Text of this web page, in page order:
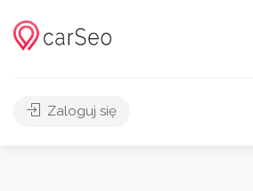
Zaloguj się